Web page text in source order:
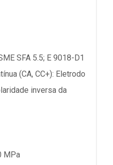
SFA 5.5; E 9018-D1
(CA, CC+): Eletrodo
inversa da
MPa